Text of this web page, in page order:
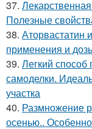
37.
Полезные
38. Аторвастатин
применения и
39. Легкий способ
самоделки.
участка
40. Размножение
осенью..